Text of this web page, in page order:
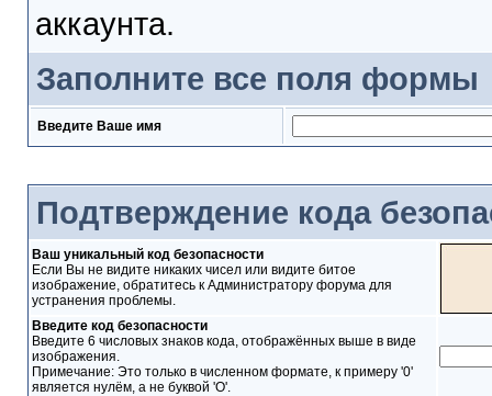
аккаунта.
Заполните все поля формы
Введите Ваше имя
Подтверждение кода
Ваш уникальный код безопасности
Если Вы не видите никаких чисел или видите битое
изображение, обратитесь к Администратору форума для
устранения проблемы.
Введите код безопасности
Введите 6 числовых знаков кода, отображённых выше в виде
изображения.
Примечание: Это только в численном формате, к примеру '0'
является нулём, а не буквой 'O'.